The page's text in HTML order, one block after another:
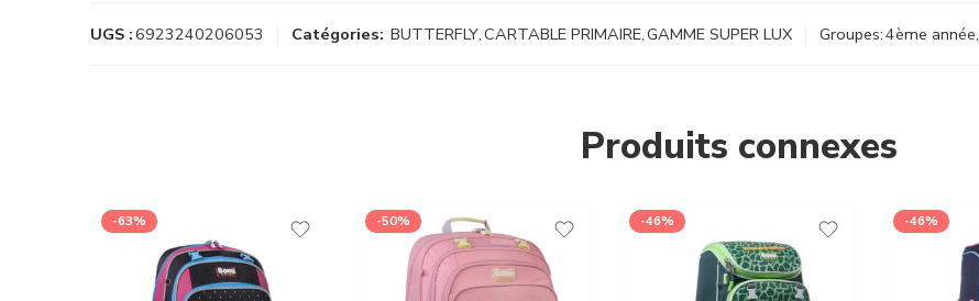
UGS :6923240206053 Catégories: BUTTERFLY,CARTABLE PRIMAIRE,GAMME SUPER LUX Groupes:4ème année,
Produits connexes
-63% -50% -46% -46%